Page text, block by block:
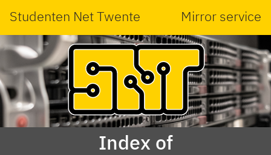
Studenten Net Twente Mirror service
Index of